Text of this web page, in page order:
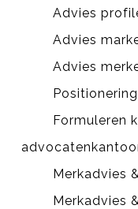
Advies
Advies
Advies
Formuleren
Merkadvies
Merkadvies